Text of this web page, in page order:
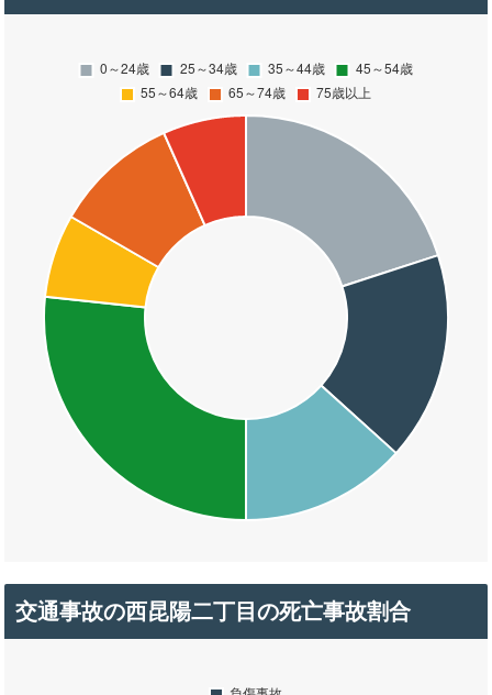
交通事故の西昆陽二丁目の死亡事故割合